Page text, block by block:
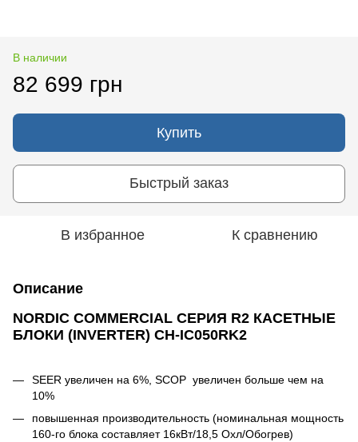
В наличии
82 699 грн
Купить
Быстрый заказ
В избранное К сравнению
Описание
NORDIC COMMERCIAL СЕРИЯ R2 КАСЕТНЫЕ
БЛОКИ (INVERTER) CH-IC050RK2
SEER увеличен на 6%, SCOP увеличен больше чем на
10%
повышенная производительность (номинальная мощность
160-го блока составляет 16кВт/18,5 Охл/Обогрев)